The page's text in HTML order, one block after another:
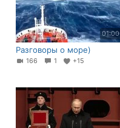
01:00
Разговоры о море)
166 1 +15